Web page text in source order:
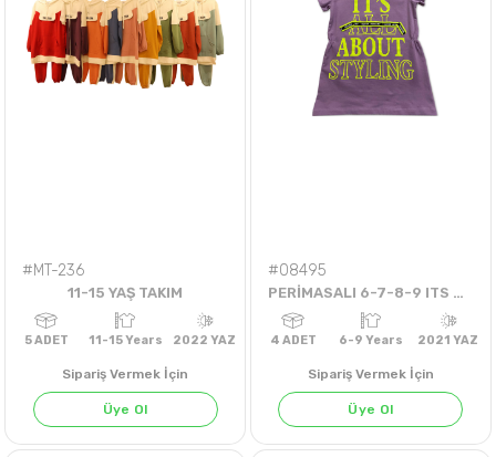
4ADET 6-18
#MT-236
11-15 YAŞ TAKIM
Sipariş Vermek İçin
Üye Ol
#08495
PERİMASALI 6-7-8-9 ITS ABOUT ELBİSE
Sipariş Vermek İçin
Üye Ol